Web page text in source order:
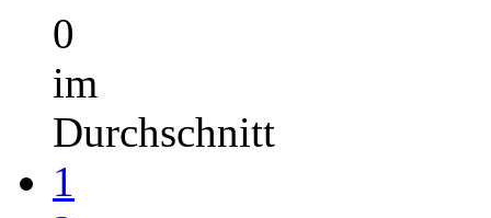
0
im
Durchschnitt
1